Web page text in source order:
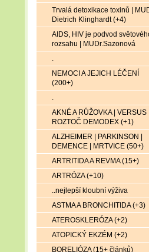
Trvalá detoxikace toxinů |
Dietrich Klinghardt (+4)
AIDS, HIV je podvod
rozsahu | MUDr.Sazonová
.
NEMOCI A JEJICH LÉČENÍ
(200+)
.
AKNÉ A RŮŽOVKA | VERSUS
ROZTOČ DEMODEX (+1)
ALZHEIMER | PARKINSON |
DEMENCE | MRTVICE (50+)
ARTRITIDA A REVMA (15+)
ARTRÓZA (+10)
..nejlepší kloubní výživa
ASTMA A BRONCHITIDA (+3)
ATEROSKLERÓZA (+2)
ATOPICKÝ EKZÉM (+2)
BORELIÓZA (15+ článků)